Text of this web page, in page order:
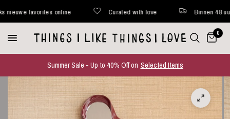
favorites online Curated with love Binnen 48 uur
0
Summer Sale - Up to 40% Off on Selected Items